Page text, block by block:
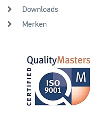
Downloads
Merken